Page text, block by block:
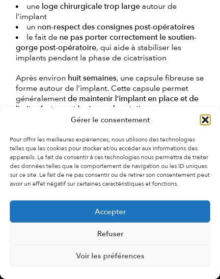
Gérer le consentement
Pour offrir les meilleures expériences, nous utilisons des technologies
telles que les cookies pour stocker et/ou accéder aux informations des
appareils. Le fait de consentir à ces technologies nous permettra de traiter
des données telles que le comportement de navigation ou les ID uniques
sur ce site. Le fait de ne pas consentir ou de retirer son consentement peut
avoir un effet négatif sur certaines caractéristiques et fonctions.
Accepter
Refuser
Voir les préférences
une loge chirurgicale trop large autour de
l’implant
un non-respect des consignes post-opératoires
le fait de ne pas porter correctement le soutien-
gorge post-opératoire, qui aide à stabiliser les
implants pendant la phase de cicatrisation
Après environ huit semaines, une capsule fibreuse se
forme autour de l’implant. Cette capsule permet
généralementde maintenir l’implant en place et de
limiter fortement le risque de rotation
complication ?
Unelégère rotation des implants anatomiquespeut
être observée relativement fréquemment, dans
environ10 % des cas, mais elle est souventdiscrète
rotation complète de 180
degrésentraîne une modification évidente de la
Que faire en cas de rotation importante ?